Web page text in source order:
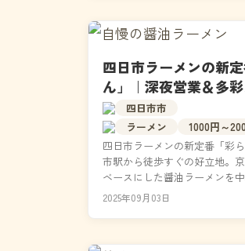
四日市ラーメンの新
ん」｜深夜営業＆多
る楽しみ方
四日市市
ラーメン
1000円～
四日市ラーメンの新定番「彩
市駅から徒歩すぐの好立地。
ベースにした醤油ラーメンを
け麺など多彩なメニューが揃
2025年09月03日